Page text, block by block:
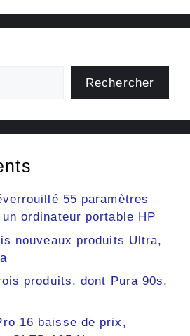
Rechercher
55 paramètres
ordinateur portable HP
nouveaux produits Ultra,
produits, dont Pura 90s,
16 baisse de prix,